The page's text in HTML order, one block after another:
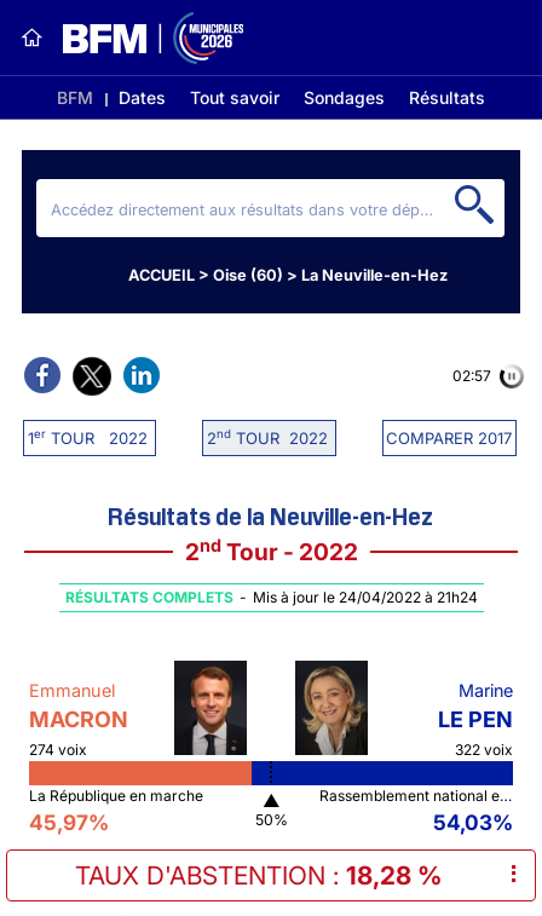
BFM Dates Tout savoir Sondages Résultats
ACCUEIL > Oise (60) > La Neuville-en-Hez
1erTOUR 2022 2ndTOUR 2022 COMPARER 2017
02:56
Résultats de la Neuville-en-Hez
2ndTour - 2022
RÉSULTATS COMPLETS - Mis à jour le 24/04/2022 à 21h24
Emmanuel
MACRON
274 voix
Marine
LE PEN
322 voix
La République en marche
45,97%
▲
50%
Rassemblement national et ses alliés
54,03%
TAUX D'ABSTENTION : 18,28 % ⠇